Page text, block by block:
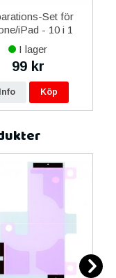
Set för
iPad - 10 i 1
I lager
99 kr
Info Köp